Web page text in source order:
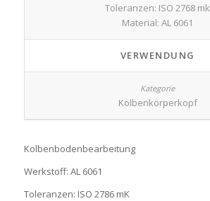
Toleranzen: ISO 2768 mk
Material: AL 6061
VERWENDUNG
Kolbenkörperkopf
Kolbenbodenbearbeitung
Werkstoff: AL 6061
Toleranzen: ISO 2786 mK